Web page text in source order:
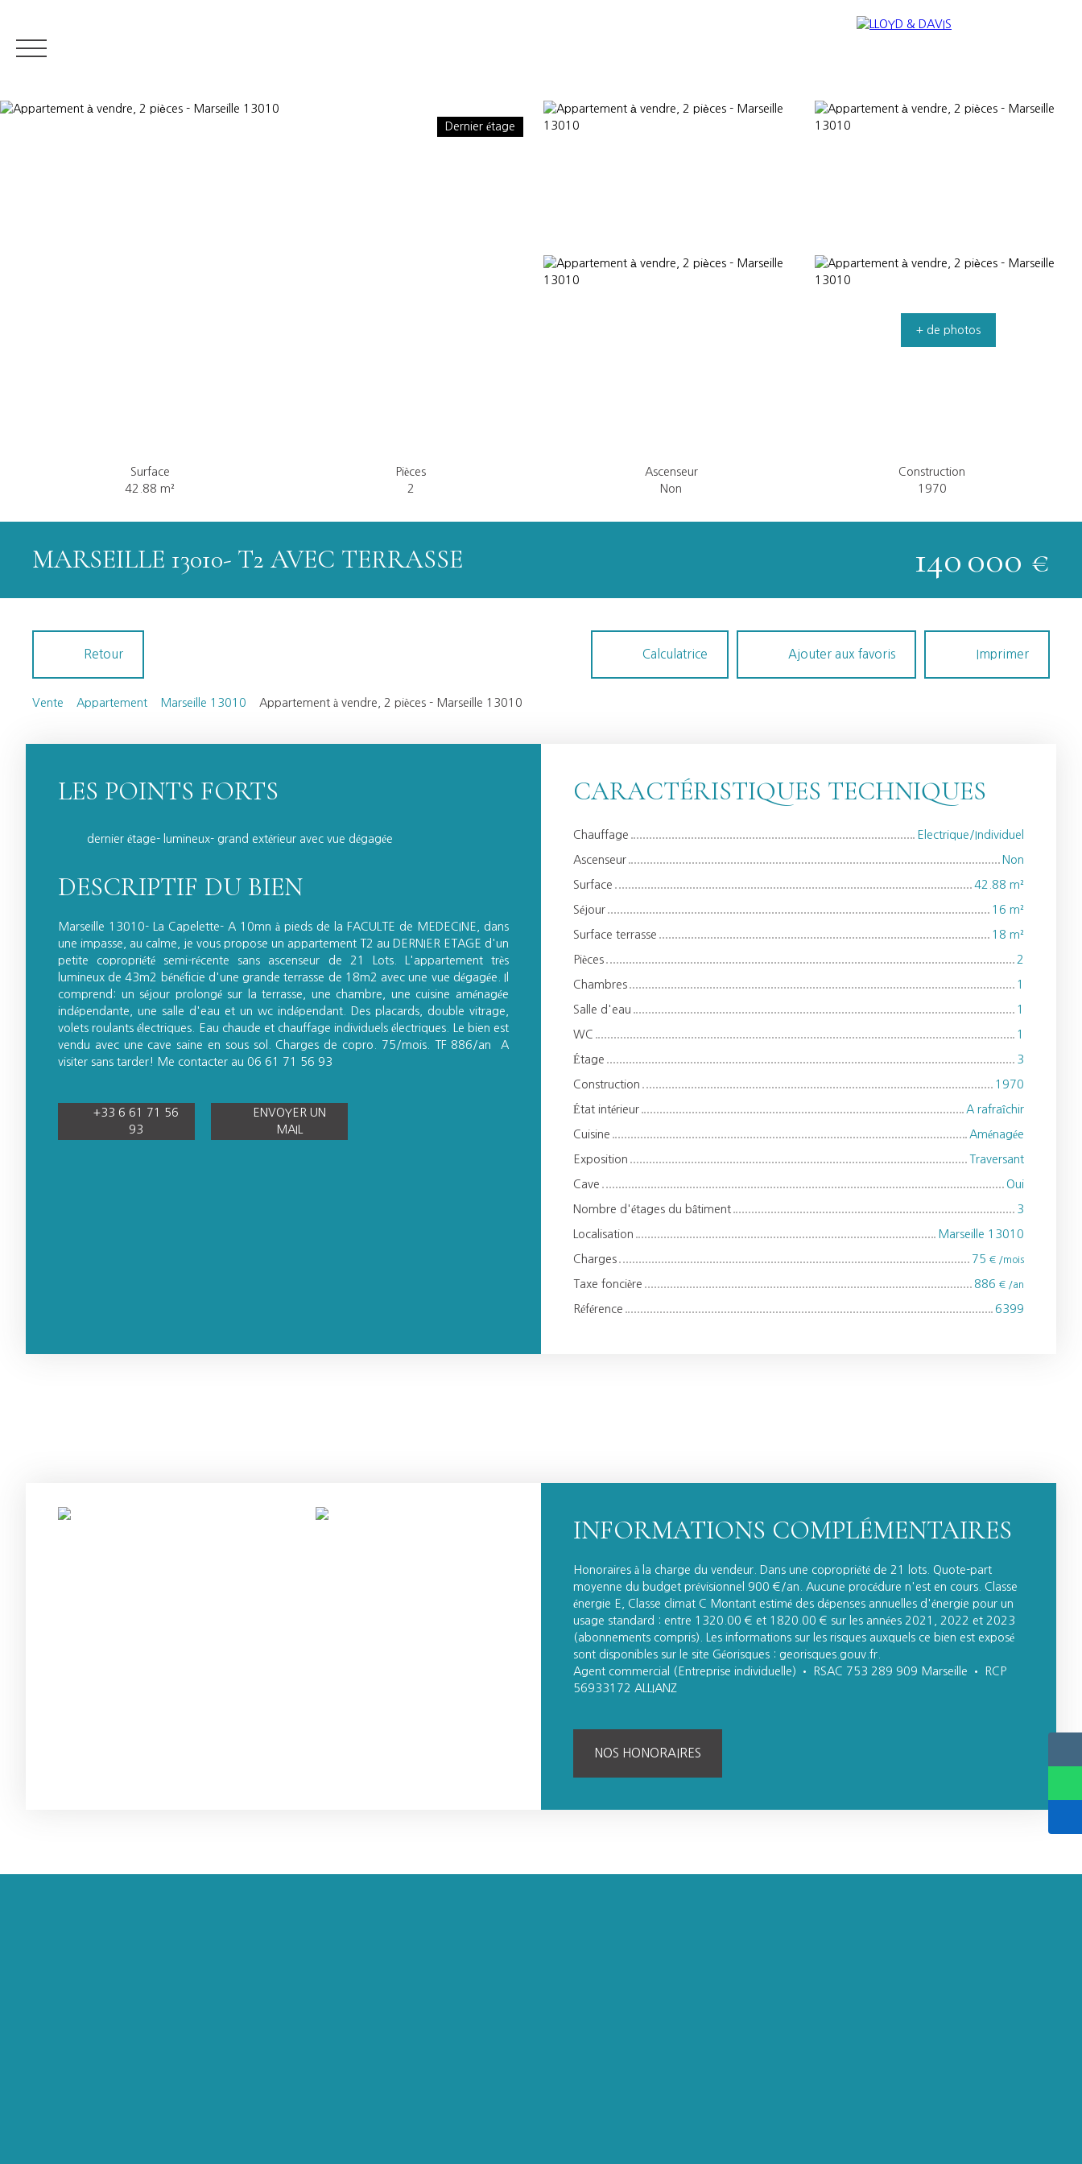
Dernier étage
+ de photos
Surface
42.88 m²
Pièces
2
Ascenseur
Non
Construction
1970
MARSEILLE 13010- T2 AVEC TERRASSE 140 000 €
Retour Calculatrice Ajouter aux favoris Imprimer
Vente Appartement Marseille 13010 Appartement à vendre, 2 pièces - Marseille 13010
LES POINTS FORTS
dernier étage- lumineux- grand extérieur avec vue dégagée
DESCRIPTIF DU BIEN
Marseille 13010- La Capelette- A 10mn à pieds de la FACULTE de MEDECINE, dans
une impasse, au calme, je vous propose un appartement T2 au DERNIER ETAGE d'un
petite copropriété semi-récente sans ascenseur de 21 Lots. L'appartement très
lumineux de 43m2 bénéficie d'une grande terrasse de 18m2 avec une vue dégagée. Il
comprend: un séjour prolongé sur la terrasse, une chambre, une cuisine aménagée
indépendante, une salle d'eau et un wc indépendant. Des placards, double vitrage,
volets roulants électriques. Eau chaude et chauffage individuels électriques. Le bien est
vendu avec une cave saine en sous sol. Charges de copro. 75/mois. TF 886/an A
visiter sans tarder! Me contacter au 06 61 71 56 93
+33 6 61 71 56
93
ENVOYER UN
MAIL
CARACTÉRISTIQUES TECHNIQUES
Chauffage Electrique/Individuel
Ascenseur Non
Surface 42.88 m²
Séjour 16 m²
Surface terrasse 18 m²
Pièces 2
Chambres 1
Salle d'eau 1
WC 1
Étage 3
Construction 1970
État intérieur A rafraîchir
Cuisine Aménagée
Exposition Traversant
Cave Oui
Nombre d'étages du bâtiment 3
Localisation Marseille 13010
Charges 75 € /mois
Taxe foncière 886 € /an
Référence 6399
INFORMATIONS COMPLÉMENTAIRES
Honoraires à la charge du vendeur. Dans une copropriété de 21 lots. Quote-part
moyenne du budget prévisionnel 900 €/an. Aucune procédure n'est en cours. Classe
énergie E, Classe climat C Montant estimé des dépenses annuelles d'énergie pour un
usage standard : entre 1320.00 € et 1820.00 € sur les années 2021, 2022 et 2023
(abonnements compris). Les informations sur les risques auxquels ce bien est exposé
sont disponibles sur le site Géorisques : georisques.gouv.fr.
Agent commercial (Entreprise individuelle) • RSAC 753 289 909 Marseille • RCP
56933172 ALLIANZ
NOS HONORAIRES